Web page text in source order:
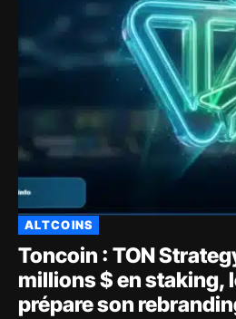
ALTCOINS
Toncoin : TON
millions $ en staking,
prépare son